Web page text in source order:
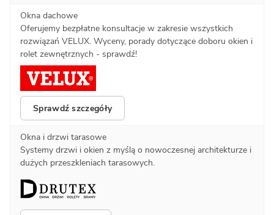
Okna dachowe
Oferujemy bezpłatne konsultacje w zakresie wszystkich
rozwiązań VELUX. Wyceny, porady dotyczące doboru okien i
rolet zewnętrznych - sprawdź!
Sprawdź szczegóły
Okna i drzwi tarasowe
Systemy drzwi i okien z myślą o nowoczesnej architekturze i
dużych przeszkleniach tarasowych.